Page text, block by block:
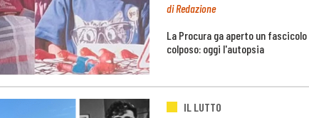
di Redazione
La Procura ga aperto un
colposo: oggi l'autopsia
IL LUTTO